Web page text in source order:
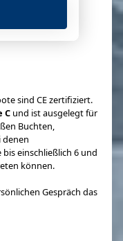
sind CE zertifiziert.
C und ist ausgelegt für
Buchten,
denen
einschließlich 6 und
können.
Gespräch das